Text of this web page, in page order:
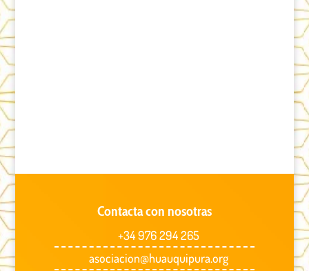
Contacta con nosotras
+34 976 294 265
asociacion@huauquipura.org